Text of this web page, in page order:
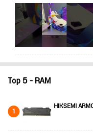
Top 5 - RAM
1 HIKSEMI